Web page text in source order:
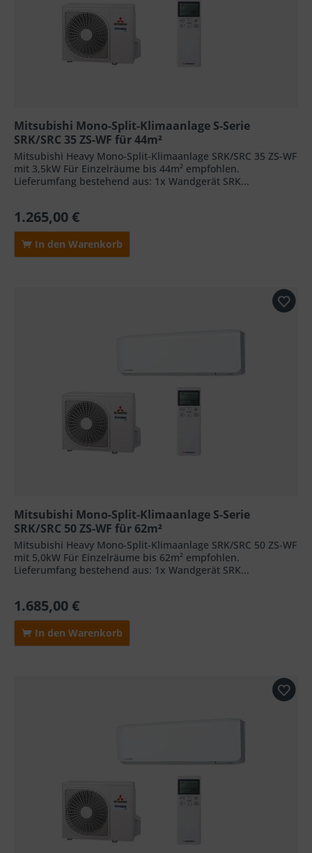
Mitsubishi Mono-Split-Klimaanlage S-Serie
SRK/SRC 35 ZS-WF für 44m²
Mitsubishi Heavy Mono-Split-Klimaanlage SRK/SRC 35 ZS-WF
mit 3,5kW Für Einzelräume bis 44m² empfohlen.
Lieferumfang bestehend aus: 1x Wandgerät SRK...
1.265,00 €
In den Warenkorb
Mitsubishi Mono-Split-Klimaanlage S-Serie
SRK/SRC 50 ZS-WF für 62m²
Mitsubishi Heavy Mono-Split-Klimaanlage SRK/SRC 50 ZS-WF
mit 5,0kW Für Einzelräume bis 62m² empfohlen.
Lieferumfang bestehend aus: 1x Wandgerät SRK...
1.685,00 €
In den Warenkorb